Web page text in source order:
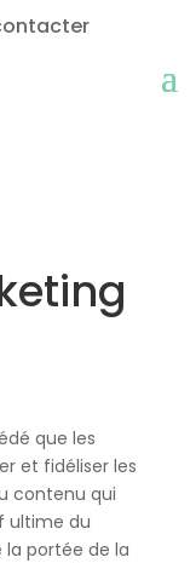
que les
et fidéliser les
contenu qui
ultime du
portée de la